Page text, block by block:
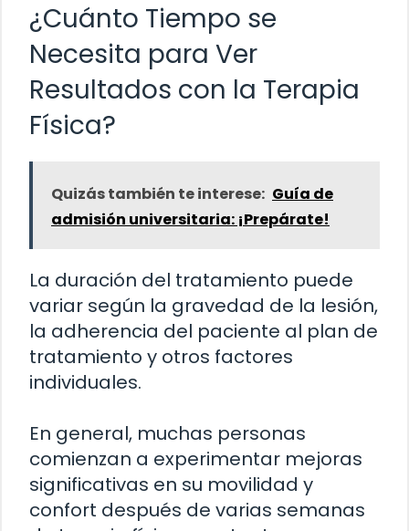
¿Cuánto Tiempo se
Necesita para Ver
Resultados con la Terapia
Física?
Quizás también te interese: Guía de
admisión universitaria: ¡Prepárate!
La duración del tratamiento puede
variar según la gravedad de la lesión,
la adherencia del paciente al plan de
tratamiento y otros factores
individuales.
En general, muchas personas
comienzan a experimentar mejoras
significativas en su movilidad y
confort después de varias semanas